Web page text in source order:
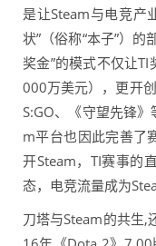
是让Steam与电竞产
状”（俗称“本子”）
奖金”的模式不仅让
000万美元），更开
S:GO、《守望先锋
m平台也因此完善
开Steam，TI赛事的
态，电竞流量成为
刀塔与Steam的共生,